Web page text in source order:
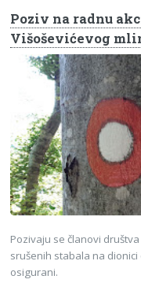
Poziv na radnu
Višoševićevog
Pozivaju se članovi
srušenih stabala na dionici
osigurani.